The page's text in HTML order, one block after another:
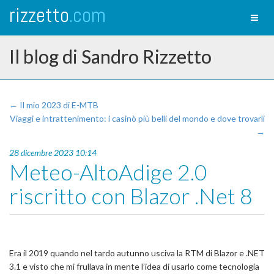
rizzetto.com
Il blog di Sandro Rizzetto
← Il mio 2023 di E-MTB
Viaggi e intrattenimento: i casinò più belli del mondo e dove trovarli
→
28 dicembre 2023 10:14
Meteo-AltoAdige 2.0
riscritto con Blazor .Net 8
Era il 2019 quando nel tardo autunno usciva la RTM di Blazor e .NET
3.1 e visto che mi frullava in mente l’idea di usarlo come tecnologia